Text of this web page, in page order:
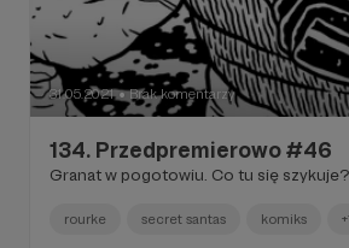
31.05.2021 ● Brak komentarzy
134. Przedpremierowo #46
Granat w pogotowiu. Co tu się
rourke secret santas komiks